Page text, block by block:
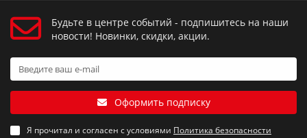
Будьте в центре событий - подпишитесь на наши
новости! Новинки, скидки, акции.
Оформить подписку
Я прочитал и согласен с условиями Политика безопасности